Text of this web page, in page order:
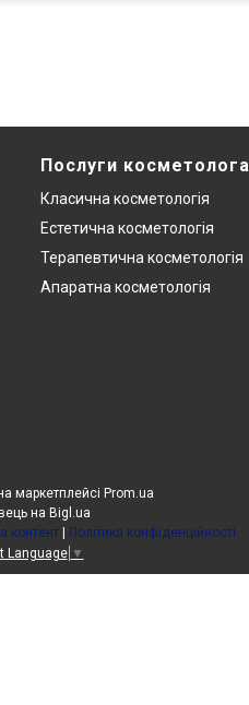
Послуги косметолога
Класична косметологія
Естетична косметологія
Терапевтична косметологія
Апаратна косметологія
маркетплейсі Prom.ua
на Bigl.ua
контент | Політика конфіденційності
Language ▼